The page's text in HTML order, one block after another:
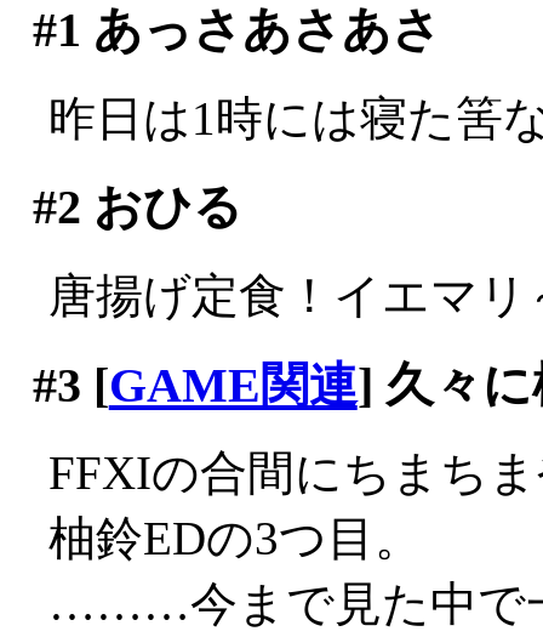
#1 あっさあさあさ
昨日は1時には寝た筈
#2 おひる
唐揚げ定食！イエマリ
#3 [GAME関連] 久々
FFXIの合間にちまち
柚鈴EDの3つ目。
………今まで見た中で